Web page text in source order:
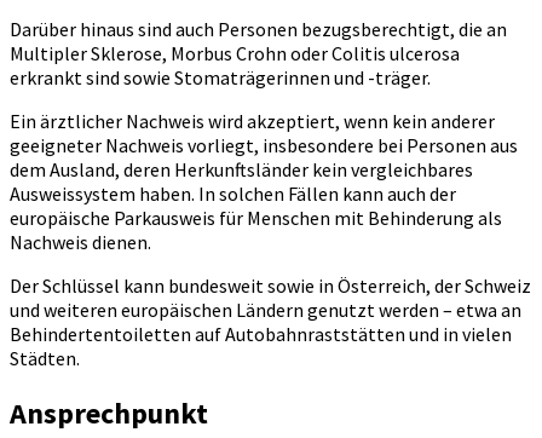
Darüber hinaus sind auch Personen bezugsberechtigt, die an
Multipler Sklerose, Morbus Crohn oder Colitis ulcerosa
erkrankt sind sowie Stomaträgerinnen und -träger.
Ein ärztlicher Nachweis wird akzeptiert, wenn kein anderer
geeigneter Nachweis vorliegt, insbesondere bei Personen aus
dem Ausland, deren Herkunftsländer kein vergleichbares
Ausweissystem haben. In solchen Fällen kann auch der
europäische Parkausweis für Menschen mit Behinderung als
Nachweis dienen.
Der Schlüssel kann bundesweit sowie in Österreich, der Schweiz
und weiteren europäischen Ländern genutzt werden – etwa an
Behindertentoiletten auf Autobahnraststätten und in vielen
Städten.
Ansprechpunkt